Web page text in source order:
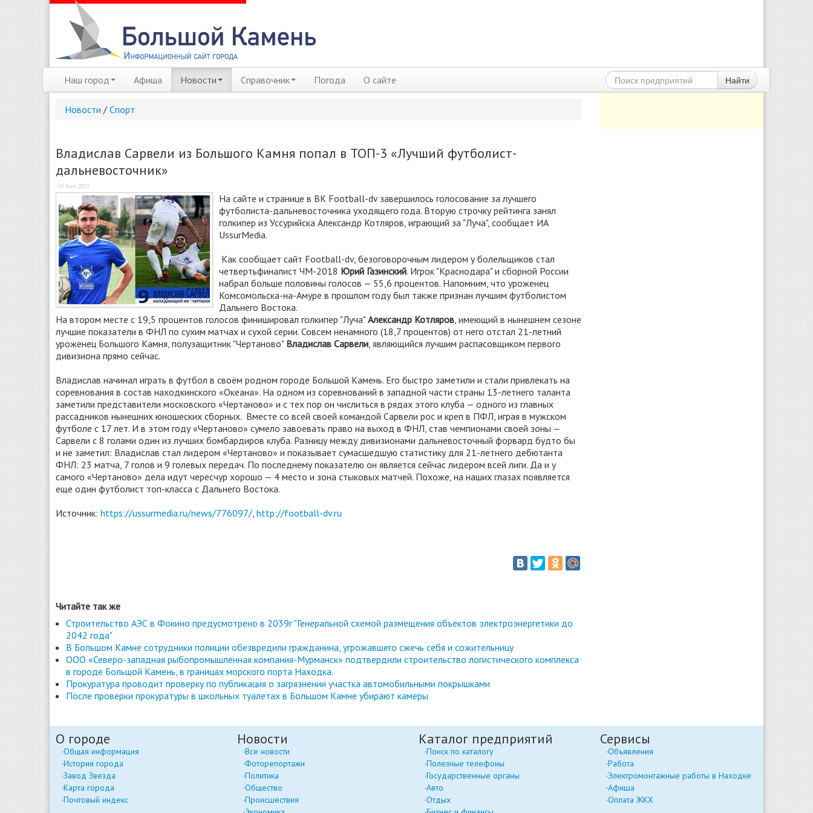
Наш город Афиша Новости Справочник Погода О сайте Найти
Новости / Спорт
Владислав Сарвели из Большого Камня попал в ТОП-3 «Лучший футболист-
дальневосточник»
08 Янв 2019
На сайте и странице в ВК Football-dv завершилось голосование за лучшего
футболиста-дальневосточника уходящего года. Вторую строчку рейтинга занял
голкипер из Уссурийска Александр Котляров, играющий за "Луча", сообщает ИА
UssurMedia.
Как сообщает сайт Football-dv, безоговорочным лидером у болельщиков стал
четвертьфиналист ЧМ-2018 Юрий Газинский. Игрок "Краснодара" и сборной России
набрал больше половины голосов — 55,6 процентов. Напомним, что уроженец
Комсомольска-на-Амуре в прошлом году был также признан лучшим футболистом
Дальнего Востока.
На втором месте с 19,5 процентов голосов финишировал голкипер "Луча"Александр Котляров, имеющий в нынешнем сезоне
лучшие показатели в ФНЛ по сухим матчах и сухой серии. Совсем ненамного (18,7 процентов) от него отстал 21-летний
уроженец Большого Камня, полузащитник "Чертаново" Владислав Сарвели, являющийся лучшим распасовщиком первого
дивизиона прямо сейчас.
Владислав начинал играть в футбол в своём родном городе Большой Камень. Его быстро заметили и стали привлекать на
соревнования в состав находкинского «Океана». На одном из соревнований в западной части страны 13-летнего таланта
заметили представители московского «Чертаново» и с тех пор он числиться в рядах этого клуба — одного из главных
рассадников нынешних юношеских сборных. Вместе со всей своей командой Сарвели рос и креп в ПФЛ, играя в мужском
футболе с 17 лет. И в этом году «Чертаново» сумело завоевать право на выход в ФНЛ, став чемпионами своей зоны —
Сарвели с 8 голами один из лучших бомбардиров клуба. Разницу между дивизионами дальневосточный форвард будто бы
и не заметил: Владислав стал лидером «Чертаново» и показывает сумасшедшую статистику для 21-летнего дебютанта
ФНЛ: 23 матча, 7 голов и 9 голевых передач. По последнему показателю он является сейчас лидером всей лиги. Да и у
самого «Чертаново» дела идут чересчур хорошо — 4 место и зона стыковых матчей. Похоже, на наших глазах появляется
еще один футболист топ-класса с Дальнего Востока.
Источник: https://ussurmedia.ru/news/776097/, http://football-dv.ru
Читайте так же
Строительство АЭС в Фокино предусмотрено в 2039г "Генеральной схемой размещения объектов электроэнергетики до
2042 года"
В Большом Камне сотрудники полиции обезвредили гражданина, угрожавшего сжечь себя и сожительницу
ООО «Северо-западная рыбопромышленная компания-Мурманск» подтвердили строительство логистического комплекса
в городе Большой Камень, в границах морского порта Находка.
Прокуратура проводит проверку по публикация о загрязнении участка автомобильными покрышками
После проверки прокуратуры в школьных туалетах в Большом Камне убирают камеры
О городе
Общая информация
История города
Завод Звезда
Карта города
Почтовый индекс
Новости
Все новости
Фоторепортажи
Политика
Общество
Происшествия
Каталог предприятий
Поиск по каталогу
Полезные телефоны
Государственные органы
Авто
Отдых
Сервисы
Объявления
Работа
Электромонтажные работы в Находке
Афиша
Оплата ЖКХ